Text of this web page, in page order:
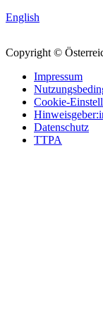
English
Copyright ©
Impressum
Cookie-
Datenschutz
TTPA